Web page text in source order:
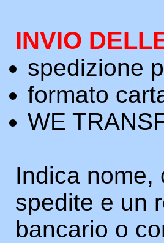
INVIO
spedizione
formato
WE
Indica nome,
spedite e un
bancario o